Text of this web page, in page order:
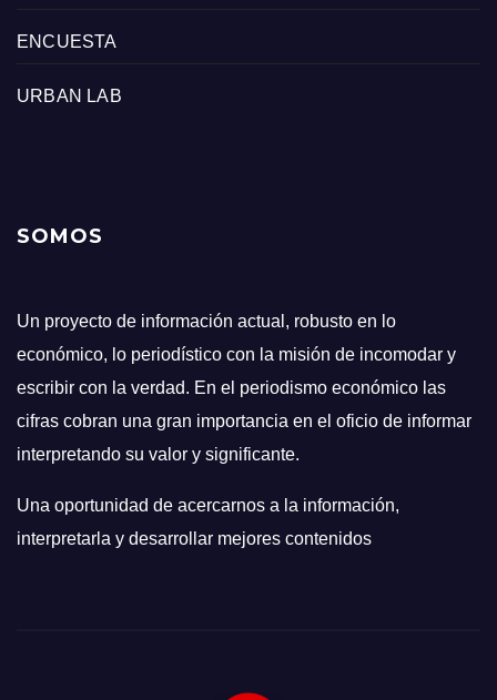
ENCUESTA
URBAN LAB
SOMOS
Un proyecto de información actual, robusto en lo
económico, lo periodístico con la misión de incomodar y
escribir con la verdad. En el periodismo económico las
cifras cobran una gran importancia en el oficio de informar
interpretando su valor y significante.
Una oportunidad de acercarnos a la información,
interpretarla y desarrollar mejores contenidos